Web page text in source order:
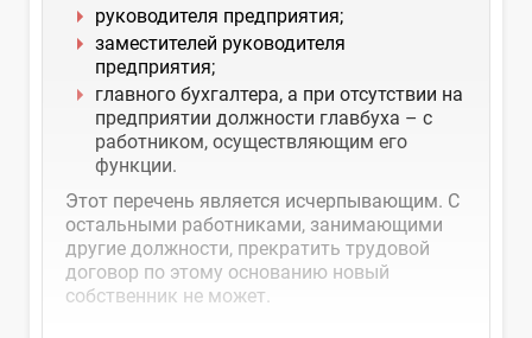
руководителя предприятия;
заместителей руководителя
предприятия;
главного бухгалтера, а при отсутствии на
предприятии должности главбуха – с
работником, осуществляющим его
функции.
Этот перечень является исчерпывающим. С
остальными работниками, занимающими
другие должности, прекратить трудовой
договор по этому основанию новый
собственник не может.